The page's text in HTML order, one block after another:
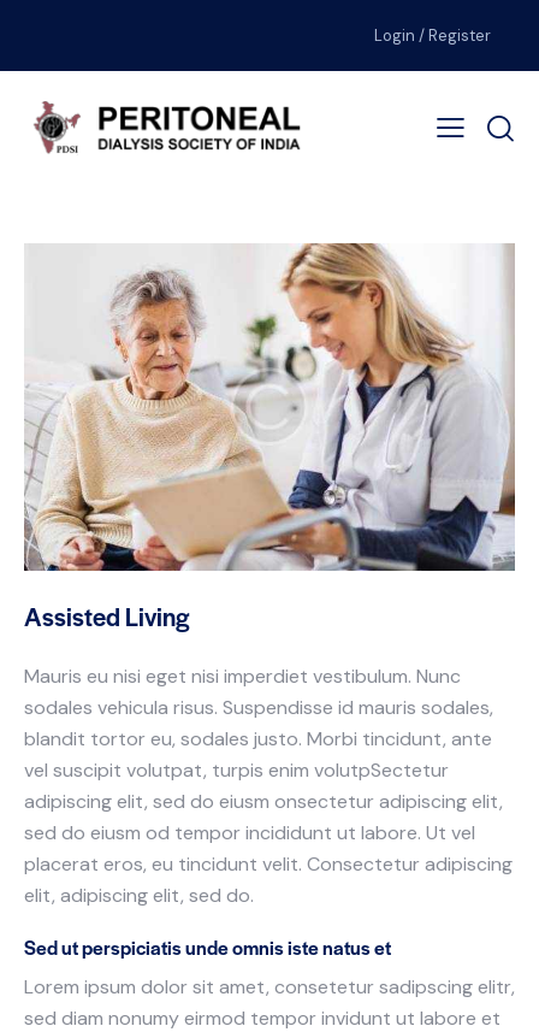
Login / Register
Assisted Living
Mauris eu nisi eget nisi imperdiet vestibulum. Nunc
sodales vehicula risus. Suspendisse id mauris sodales,
blandit tortor eu, sodales justo. Morbi tincidunt, ante
vel suscipit volutpat, turpis enim volutpSectetur
adipiscing elit, sed do eiusm onsectetur adipiscing elit,
sed do eiusm od tempor incididunt ut labore. Ut vel
placerat eros, eu tincidunt velit. Consectetur adipiscing
elit, adipiscing elit, sed do.
Sed ut perspiciatis unde omnis iste natus et
Lorem ipsum dolor sit amet, consetetur sadipscing elitr,
sed diam nonumy eirmod tempor invidunt ut labore et